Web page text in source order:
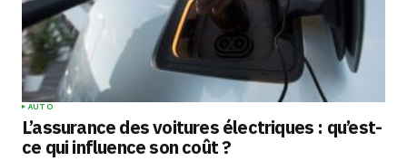
AUTO
L’assurance des voitures électriques : qu’est-
ce qui influence son coût ?